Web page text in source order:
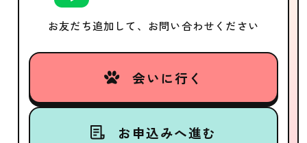
お友だち追加して、お問い合わせください
会いに行く
お申込みへ進む